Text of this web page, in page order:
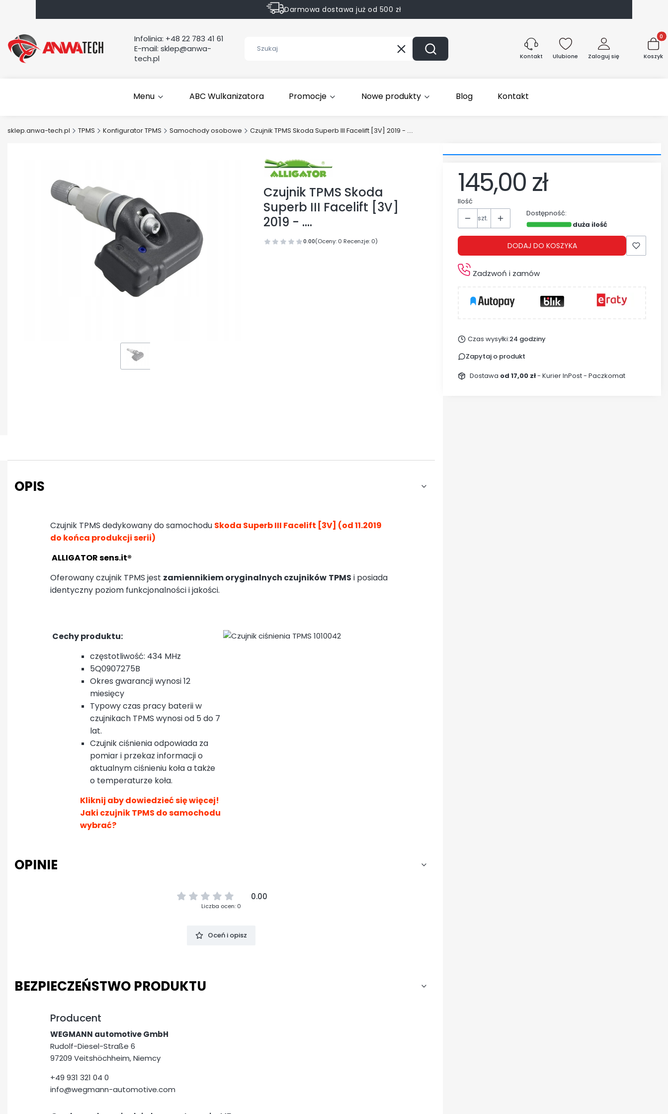
Darmowa dostawa już od 500 zł
Infolinia: +48 22 783 41 61
E-mail: sklep@anwa-
tech.pl
WyczyśćSzukaj Kontakt Ulubione Zaloguj się Koszyk
Menu ABC Wulkanizatora Promocje Nowe produkty Blog Kontakt
sklep.anwa-tech.pl TPMS Konfigurator TPMS Samochody osobowe Czujnik TPMS Skoda Superb III Facelift [3V] 2019 - ....
Czujnik TPMS Skoda
Superb III Facelift [3V]
2019 - ....
0.00(Oceny: 0 Recenzje: 0)
OPIS
Czujnik TPMS dedykowany do samochodu Skoda Superb III Facelift [3V] (od 11.2019
do końca produkcji serii)
ALLIGATOR sens.it®
Oferowany czujnik TPMS jest zamiennikiem oryginalnych czujników TPMS i posiada
identyczny poziom funkcjonalności i jakości.
Cechy produktu:
częstotliwość: 434 MHz
5Q0907275B
Okres gwarancji wynosi 12
miesięcy
Typowy czas pracy baterii w
czujnikach TPMS wynosi od 5 do 7
lat.
Czujnik ciśnienia odpowiada za
pomiar i przekaz informacji o
aktualnym ciśnieniu koła a także
o temperaturze koła.
Kliknij aby dowiedzieć się więcej!
Jaki czujnik TPMS do samochodu
wybrać?
OPINIE
0.00
Liczba ocen: 0
Oceń i opisz
BEZPIECZEŃSTWO PRODUKTU
Producent
WEGMANN automotive GmbH
Rudolf-Diesel-Straße 6
97209 Veitshöchheim, Niemcy
+49 931 321 04 0
info@wegmann-automotive.com
Cena
145,00 zł
Ilość
szt.
Dostępność:
duża ilość
DODAJ DO KOSZYKA
Zadzwoń i zamów
Czas wysyłki:24 godziny
Zapytaj o produkt
Dostawa od 17,00 zł- Kurier InPost - Paczkomat